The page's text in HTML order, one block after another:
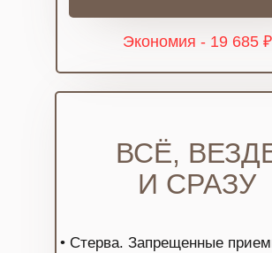
Экономия - 19 685 ₽
ВСЁ,
И СРАЗУ
• Стерва. Запрещенные